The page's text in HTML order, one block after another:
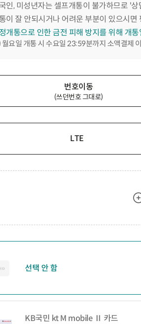
인, 미성년자는 셀프개통이 불가하므로 '
이 잘 안되시거나 어려운 부분이 있으시
개통으로 인한 금전 피해 방지를 위해 개
월요일 개통 시 수요일 23:59분까지 소액결제
번호이동
(쓰던번호 그대로)
LTE
선택 안 함
KB국민 kt M mobile Ⅱ 카드